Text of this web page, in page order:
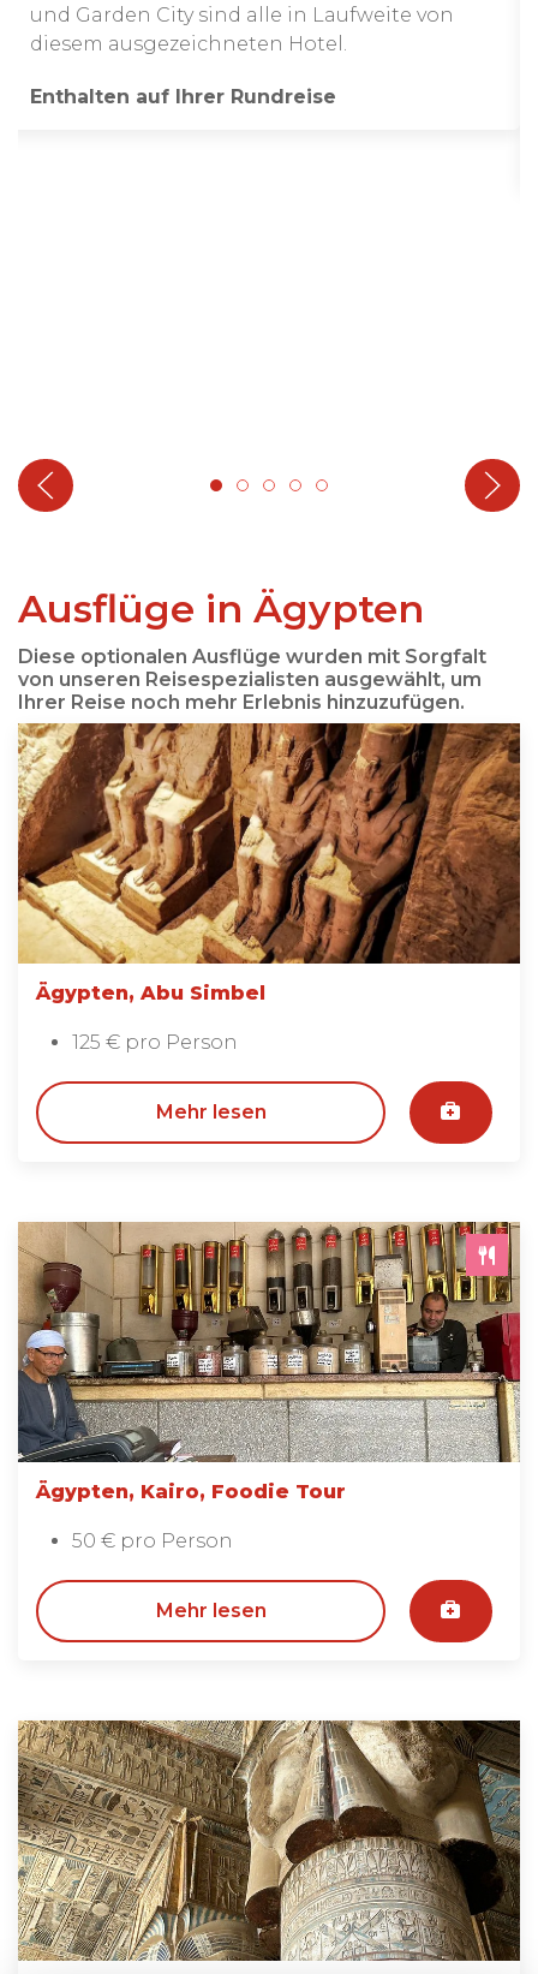
und Garden City sind alle in Laufweite von
diesem ausgezeichneten Hotel.
Enthalten auf Ihrer Rundreise
Ausflüge in Ägypten
Diese optionalen Ausflüge wurden mit Sorgfalt
von unseren Reisespezialisten ausgewählt, um
Ihrer Reise noch mehr Erlebnis hinzuzufügen.
Ägypten, Abu Simbel
125 € pro Person
Mehr lesen
Ägypten, Kairo, Foodie Tour
50 € pro Person
Mehr lesen